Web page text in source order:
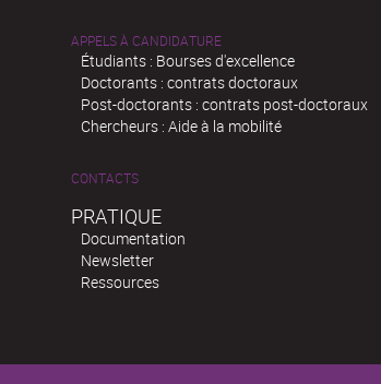
APPELS À CANDIDATURE
Étudiants : Bourses d'excellence
Doctorants : contrats doctoraux
Post-doctorants : contrats post-doctoraux
Chercheurs : Aide à la mobilité
CONTACTS
PRATIQUE
Documentation
Newsletter
Ressources